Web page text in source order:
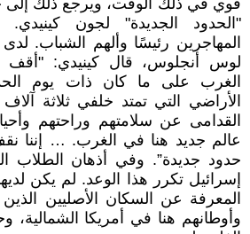
قوي في ذلك الوقت، ويرجع ذلك إلى
"الحدود الجديدة" لجون
المهاجرين رئيسًا وألهم الشباب.
لوس أنجلوس، قال كينيدي: "أقف
الغرب على ما كان ذات يوم
الأراضي التي تمتد خلفي ثلاثة
القدامى عن سلامتهم وراحتهم
عالم جديد هنا في الغرب. … إننا
حدود جديدة”. وفي أذهان الطلاب
إسرائيل تكرر هذا الوعد. لم يكن
المعرفة عن السكان الأصليين
وأوطانهم هنا في أمريكا